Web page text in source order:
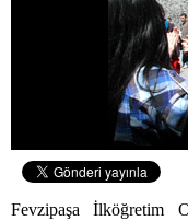
Fevzipaşa İlköğretim